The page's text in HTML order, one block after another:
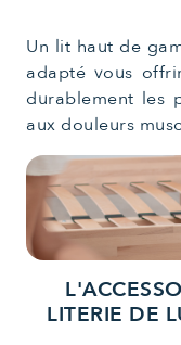
Un lit haut de
adapté vous
durablement les
aux douleurs
LITERIE DE